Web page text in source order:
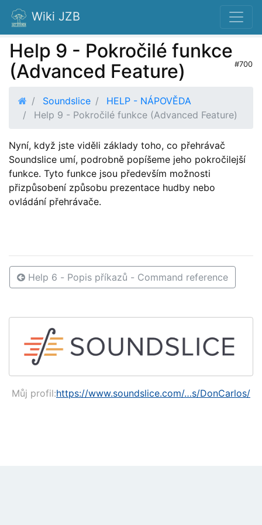
Wiki JZB
Help 9 - Pokročilé funkce
(Advanced Feature)
#700
Soundslice
HELP - NÁPOVĚDA
Help 9 - Pokročilé funkce (Advanced Feature)
Nyní, když jste viděli základy toho, co přehrávač
Soundslice umí, podrobně popíšeme jeho pokročilejší
funkce. Tyto funkce jsou především možnosti
přizpůsobení způsobu prezentace hudby nebo
ovládání přehrávače.
Help 6 - Popis příkazů - Command reference
Můj profil:https://www.soundslice.com/…s/DonCarlos/